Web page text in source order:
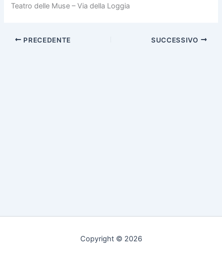
Teatro delle Muse – Via della Loggia
PRECEDENTE SUCCESSIVO
Copyright © 2026